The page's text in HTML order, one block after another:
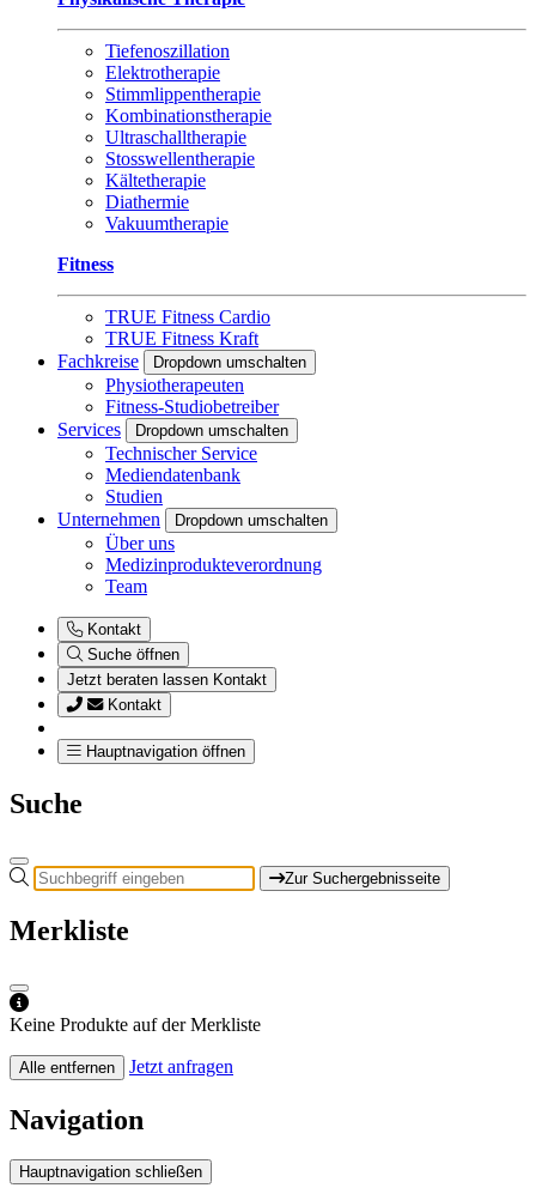
Tiefenoszillation
Elektrotherapie
Stimmlippentherapie
Kombinationstherapie
Ultraschalltherapie
Stosswellentherapie
Kältetherapie
Diathermie
Vakuumtherapie
Fitness
TRUE Fitness Cardio
TRUE Fitness Kraft
Fachkreise
Dropdown umschalten
Physiotherapeuten
Fitness-Studiobetreiber
Services
Dropdown umschalten
Technischer Service
Mediendatenbank
Studien
Unternehmen
Dropdown umschalten
Über uns
Medizinprodukteverordnung
Team
Kontakt
Suche öffnen
Jetzt beraten lassen Kontakt
Kontakt
Hauptnavigation öffnen
Suche
Zur Suchergebnisseite
Merkliste
Keine Produkte auf der Merkliste
Alle entfernen Jetzt anfragen
Navigation
Hauptnavigation schließen